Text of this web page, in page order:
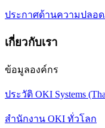
ประกาศด้านความปลอด
เกี่ยวกับเรา
ข้อมูลองค์กร
ประวัติ OKI Systems
สำนักงาน OKI ทั่วโลก